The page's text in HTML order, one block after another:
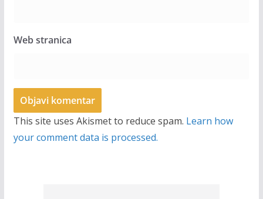
Web stranica
This site uses Akismet to reduce spam. Learn how
your comment data is processed.